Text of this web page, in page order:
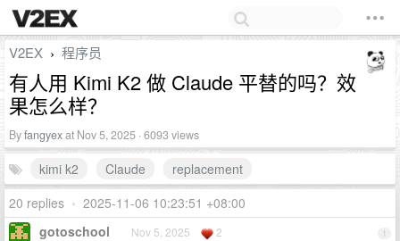
V2EX › 程序员
有人用 Kimi K2 做 Claude 平替的吗？效
果怎么样？
Byfangyexat Nov 5, 2025 · 6093 views
kimi k2 Claude
replacement
20 replies • 2025-11-06 10:23:51 +08:00
1
gotoschool Nov 5, 2025 2